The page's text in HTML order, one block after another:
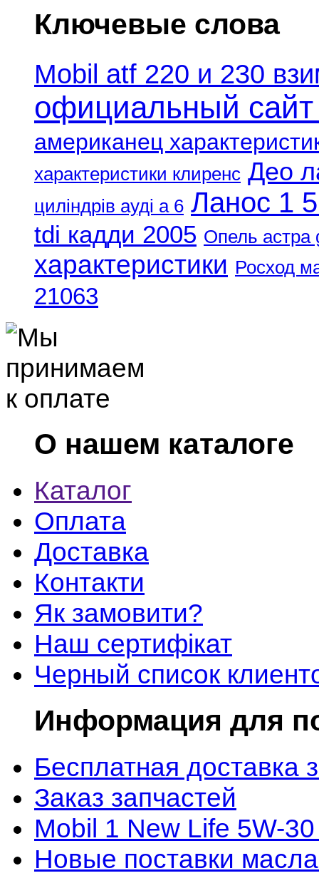
Ключевые слова
Mobil atf 220 и 230
официальный сайт
американец
характеристики клиренс Део
циліндрів ауді а 6 Ланос 1
tdi кадди 2005 Опель астра
характеристики Росход
21063
О нашем каталоге
Каталог
Оплата
Доставка
Контакти
Як замовити?
Наш сертифікат
Черный список
Информация для
Бесплатная доставка
Заказ запчастей
Mobil 1 New Life 5W-
Новые поставки